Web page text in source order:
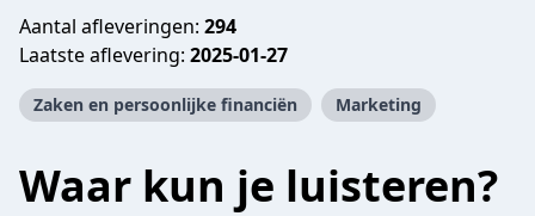
Aantal afleveringen: 294
Laatste aflevering: 2025-01-27
Zaken en persoonlijke financiën Marketing
Waar kun je luisteren?